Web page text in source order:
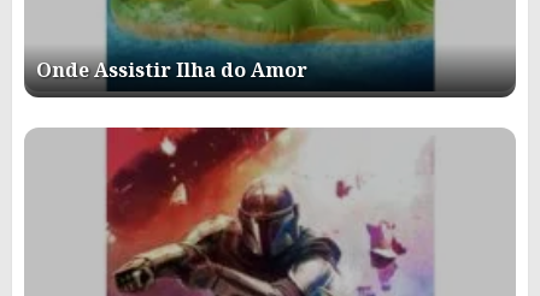
Onde Assistir Ilha do Amor